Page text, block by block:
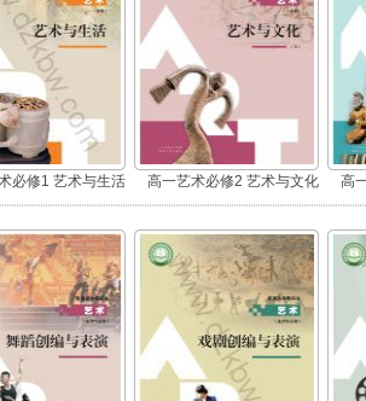
必修1 艺术与生活
高一艺术必修2 艺术与文化
(上册)
高